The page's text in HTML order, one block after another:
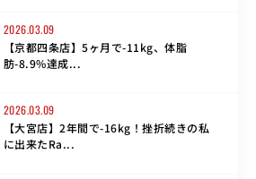
2026.03.09
【京都四条店】5ヶ月で-11kg、体脂
肪-8.9%達成...
2026.03.09
【大宮店】2年間で-16kg！挫折続きの私
に出来たRa...